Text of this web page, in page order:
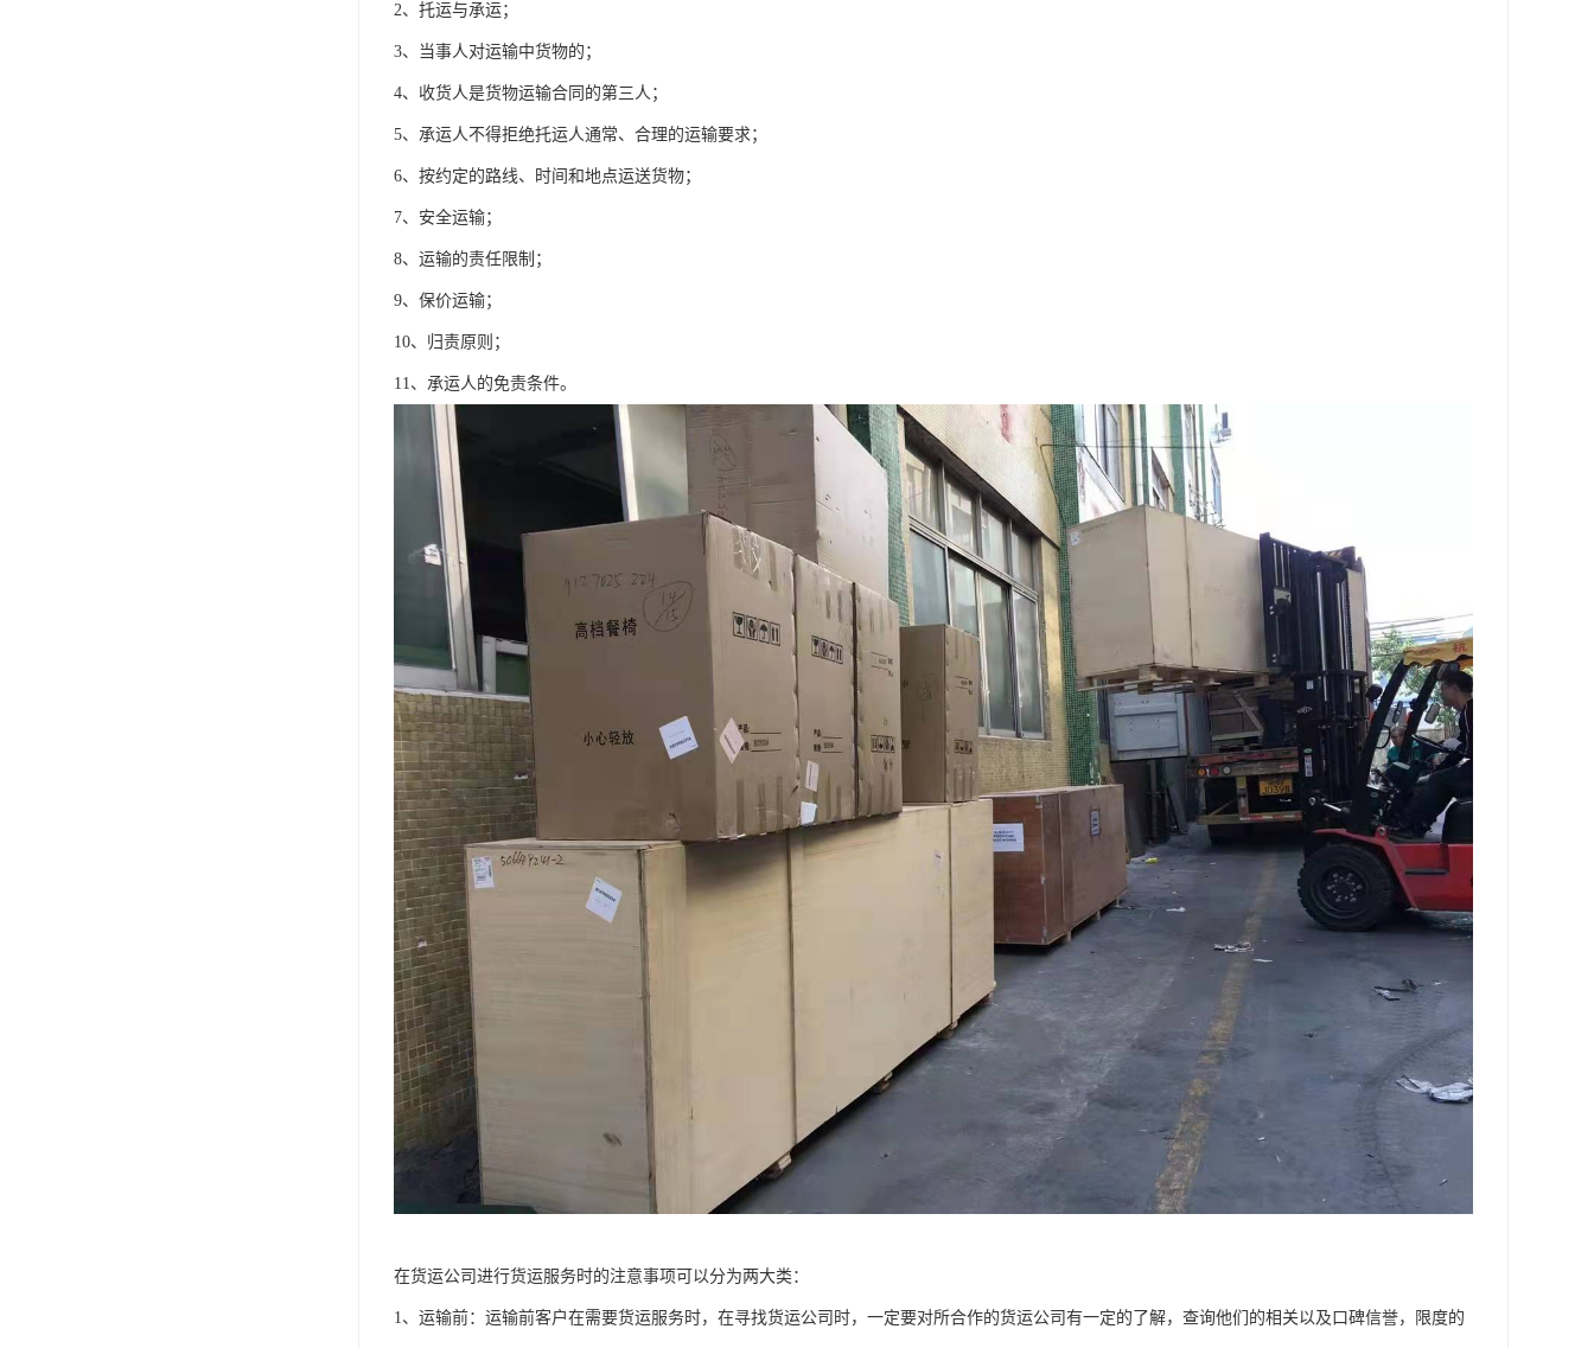
2、托运与承运；
3、当事人对运输中货物的；
4、收货人是货物运输合同的第三人；
5、承运人不得拒绝托运人通常、合理的运输要求；
6、按约定的路线、时间和地点运送货物；
7、安全运输；
8、运输的责任限制；
9、保价运输；
10、归责原则；
11、承运人的免责条件。
在货运公司进行货运服务时的注意事项可以分为两大类：
1、运输前：运输前客户在需要货运服务时，在寻找货运公司时，一定要对所合作的货运公司有一定的了解，查询他们的相关以及口碑信誉，限度的